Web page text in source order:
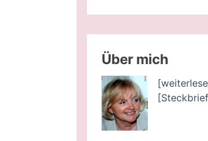
Über mich